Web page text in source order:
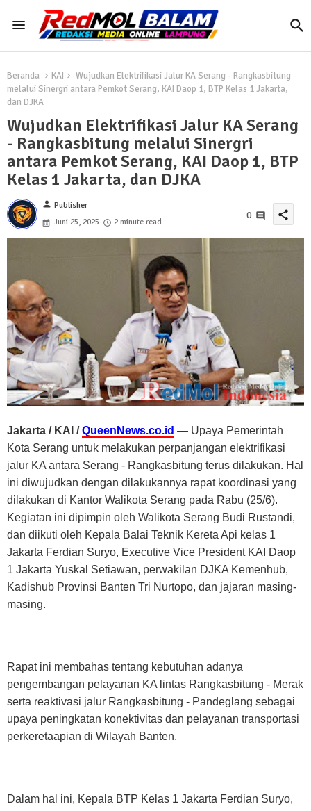
Beranda KAI
Wujudkan Elektrifikasi Jalur KA Serang - Rangkasbitung
melalui Sinergri antara Pemkot Serang, KAI Daop 1, BTP Kelas 1 Jakarta,
dan DJKA
Wujudkan Elektrifikasi Jalur KA Serang
- Rangkasbitung melalui Sinergri
antara Pemkot Serang, KAI Daop 1, BTP
Kelas 1 Jakarta, dan DJKA
person Publisher
Juni 25, 2025
2 minute read
0 share
Jakarta / KAI /QueenNews.co.id — Upaya Pemerintah
Kota Serang untuk melakukan perpanjangan elektrifikasi
jalur KA antara Serang - Rangkasbitung terus dilakukan. Hal
ini diwujudkan dengan dilakukannya rapat koordinasi yang
dilakukan di Kantor Walikota Serang pada Rabu (25/6).
Kegiatan ini dipimpin oleh Walikota Serang Budi Rustandi,
dan diikuti oleh Kepala Balai Teknik Kereta Api kelas 1
Jakarta Ferdian Suryo, Executive Vice President KAI Daop
1 Jakarta Yuskal Setiawan, perwakilan DJKA Kemenhub,
Kadishub Provinsi Banten Tri Nurtopo, dan jajaran masing-
masing.
Rapat ini membahas tentang kebutuhan adanya
pengembangan pelayanan KA lintas Rangkasbitung - Merak
serta reaktivasi jalur Rangkasbitung - Pandeglang sebagai
upaya peningkatan konektivitas dan pelayanan transportasi
perkeretaapian di Wilayah Banten.
Dalam hal ini, Kepala BTP Kelas 1 Jakarta Ferdian Suryo,